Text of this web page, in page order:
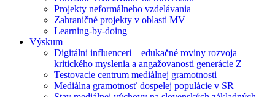
Projekty neformálneho vzdelávania
Zahraničné projekty v oblasti MV
Learning-by-doing
Výskum
Digitálni influenceri – edukačné roviny rozvoja
kritického myslenia a angažovanosti generácie Z
Testovacie centrum mediálnej gramotnosti
Mediálna gramotnosť dospelej populácie v SR